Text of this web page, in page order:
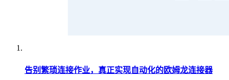
告别繁琐连接作业，真正实现自动化的欧姆龙连接器